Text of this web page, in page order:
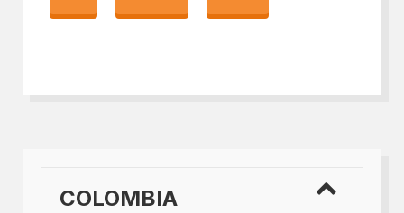
COLOMBIA